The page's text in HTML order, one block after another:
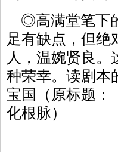
◎高满堂笔下
足有缺点，但绝
人，温婉贤良
种荣幸。读剧
宝国（原标题：
化根脉）